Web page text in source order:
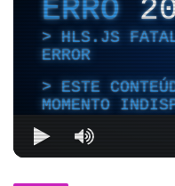
ERRO
HLS.JS
ERROR
ESTE
MOMENTO